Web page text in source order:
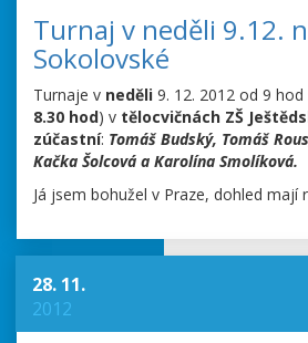
Turnaj v neděli 9.12.
Sokolovské
Turnaje v neděli 9. 12. 2012 od 9
8.30 hod) v tělocvičnách ZŠ
zúčastní: Tomáš Budský, Tomáš
Kačka Šolcová a Karolína Smolíková.
Já jsem bohužel v Praze, dohled mají
28. 11.
2012